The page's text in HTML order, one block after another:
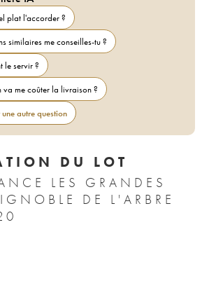
plat l'accorder ?
similaires me conseilles-tu ?
le servir ?
va me coûter la livraison ?
une autre question
DU LOT
LES GRANDES
DE L'ARBRE